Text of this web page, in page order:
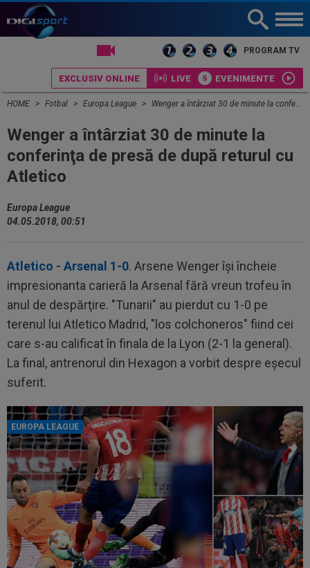
PROGRAM TV
EXCLUSIV ONLINE LIVE EVENIMENTE
HOME Fotbal Europa League Wenger a întârziat 30 de minute la conferinţa de presă de după returul cu Atletico
Wenger a întârziat 30 de minute la
conferinţa de presă de după returul cu
Atletico
Europa League
04.05.2018, 00:51
Atletico - Arsenal 1-0. Arsene Wenger îşi încheie
impresionanta carieră la Arsenal fără vreun trofeu în
anul de despărţire. "Tunarii" au pierdut cu 1-0 pe
terenul lui Atletico Madrid, "los colchoneros" fiind cei
care s-au calificat în finala de la Lyon (2-1 la general).
La final, antrenorul din Hexagon a vorbit despre eşecul
suferit.
EUROPA LEAGUE